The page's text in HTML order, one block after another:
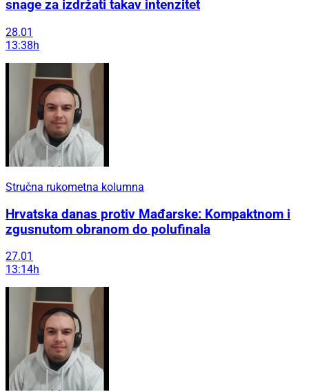
snage za izdržati takav intenzitet
28.01
13:38h
Stručna rukometna kolumna
Hrvatska danas protiv Mađarske: Kompaktnom i
zgusnutom obranom do polufinala
27.01
13:14h